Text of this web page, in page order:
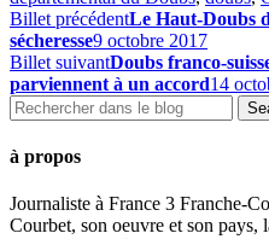
Billet précédentLe Haut-Doubs
sécheresse9 octobre 2017
Billet suivantDoubs franco-
parviennent à un accord14
à propos
Journaliste à France 3 Franche-
Courbet, son oeuvre et son pays,